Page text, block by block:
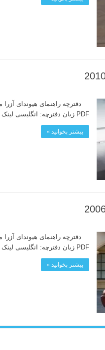
PDF زبان دفترچه: انگلیسی لینک دانلود
بیشتر بخوانید »
PDF زبان دفترچه: انگلیسی لینک دانلود
بیشتر بخوانید »